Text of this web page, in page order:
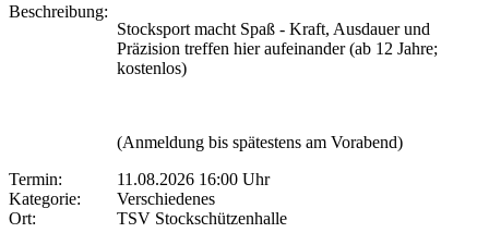
Beschreibung:
Stocksport macht Spaß - Kraft, Ausdauer und
Präzision treffen hier aufeinander (ab 12 Jahre;
kostenlos)
(Anmeldung bis spätestens am Vorabend)
Termin:
11.08.2026 16:00 Uhr
Kategorie:
Verschiedenes
Ort:
TSV Stockschützenhalle